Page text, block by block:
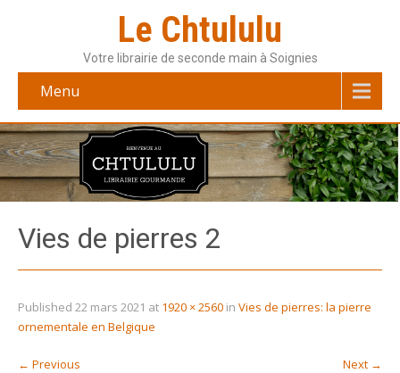
Le Chtululu
Votre librairie de seconde main à Soignies
Menu
Vies de pierres 2
Published 22 mars 2021 at 1920 × 2560 in Vies de pierres: la pierre
ornementale en Belgique
← Previous Next →